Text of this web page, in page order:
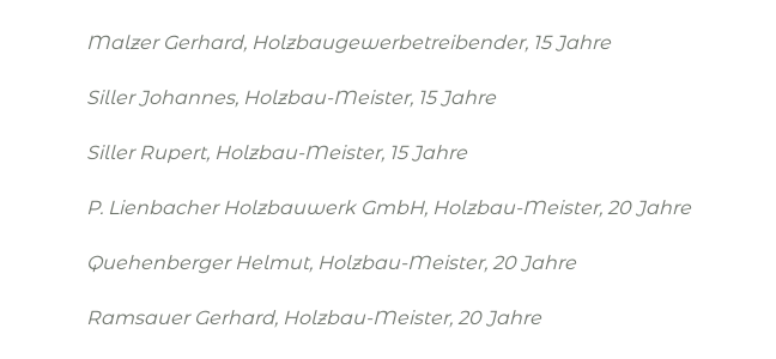
Malzer Gerhard, Holzbaugewerbetreibender, 15 Jahre
Siller Johannes, Holzbau-Meister, 15 Jahre
Siller Rupert, Holzbau-Meister, 15 Jahre
P. Lienbacher Holzbauwerk GmbH, Holzbau-Meister, 20 Jahre
Quehenberger Helmut, Holzbau-Meister, 20 Jahre
Ramsauer Gerhard, Holzbau-Meister, 20 Jahre